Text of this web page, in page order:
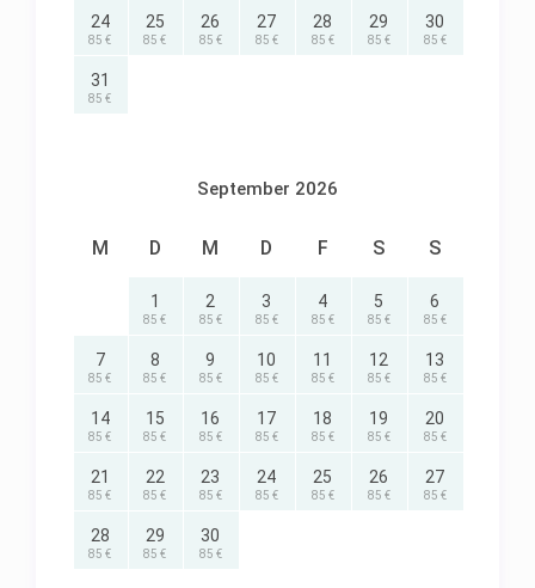
Wohnbereich mit Fernsehecke, Kaminbereich und
Homeoffice-Platz.
Zimmer mit zwei Einzelbetten. Ein Kinderbett kann
allem ausgestattet: großer Kühl-/Gefrierschrank,
Kaffeemaschine u.v.m.
Die Küche hat einen großen Esstisch für die ganze
großzügigen Vollbad mit Dusche und Badewanne
Bettwäsche, Hand,- Dusch- und
24
85 €
25
85 €
26
85 €
27
85 €
28
85 €
29
85 €
30
85 €
31
85 €
September 2026
M D M D F S S
1
85 €
2
85 €
3
85 €
4
85 €
5
85 €
6
85 €
7
85 €
8
85 €
9
85 €
10
85 €
11
85 €
12
85 €
13
85 €
14
85 €
15
85 €
16
85 €
17
85 €
18
85 €
19
85 €
20
85 €
21
85 €
22
85 €
23
85 €
24
85 €
25
85 €
26
85 €
27
85 €
28
85 €
29
85 €
30
85 €